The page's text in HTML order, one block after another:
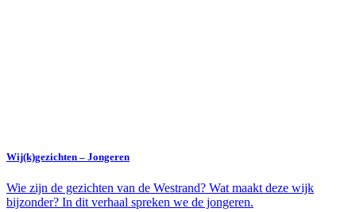
Wij(k)gezichten – Jongeren
Wie zijn de gezichten van de Westrand? Wat maakt deze wijk
bijzonder? In dit verhaal spreken we de jongeren.